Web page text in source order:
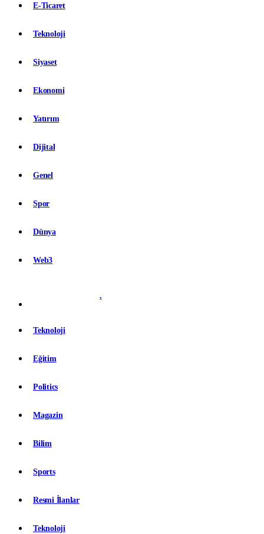
E-Ticaret
Teknoloji
Siyaset
Ekonomi
Yatırım
Dijital
Genel
Spor
Dünya
Web3
.
Teknoloji
Eğitim
Politics
Magazin
Bilim
Sports
Resmi İlanlar
Teknoloji